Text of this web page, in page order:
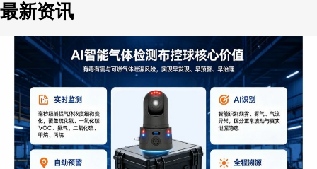
最新资讯